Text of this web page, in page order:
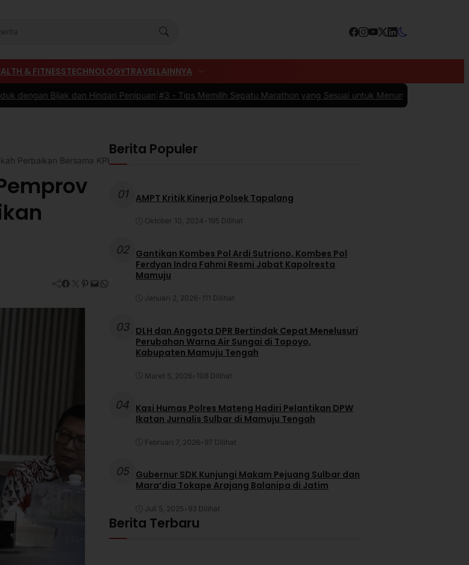
& FITNESSTECHNOLOGYTRAVELLAINNYA
Hindari Penipuan|#3 -Tips Memilih Sepatu Marathon yang Sesuai untuk Menunjang Kenyamanan dan Performa
Perbaikan Bersama KPK
Facebook Twitter Pinterest Mail WhatsApp
Berita Populer
01 AMPT Kritik Kinerja Polsek Tapalang
Oktober 10, 2024 195 Dilihat
02
Gantikan Kombes Pol Ardi Sutriono, Kombes Pol
Ferdyan Indra Fahmi Resmi Jabat Kapolresta
Mamuju
Januari 2, 2026 111 Dilihat
03
DLH dan Anggota DPR Bertindak Cepat Menelusuri
Perubahan Warna Air Sungai di Topoyo,
Kabupaten Mamuju Tengah
Maret 5, 2026 108 Dilihat
04 Kasi Humas Polres Mateng Hadiri Pelantikan DPW
Ikatan Jurnalis Sulbar di Mamuju Tengah
Februari 7, 2026 97 Dilihat
05
Gubernur SDK Kunjungi Makam Pejuang Sulbar dan
Mara’dia Tokape Arajang Balanipa di Jatim
Juli 5, 2025 93 Dilihat
Berita Terbaru